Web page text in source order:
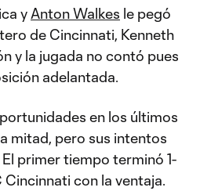
y Anton Walkes le pegó
de Cincinnati, Kenneth
y la jugada no contó pues
adelantada.
en los últimos
mitad, pero sus intentos
primer tiempo terminó 1-
con la ventaja.